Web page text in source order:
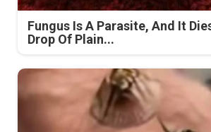
Fungus Is A Parasite, And It
Drop Of Plain...